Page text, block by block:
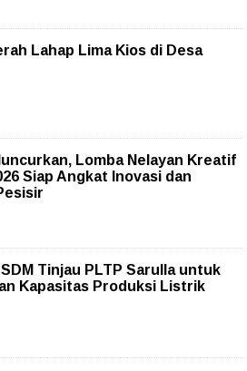
Lahap Lima Kios di Desa
Lomba Nelayan Kreatif
Siap Angkat Inovasi dan
Tinjau PLTP Sarulla untuk
Kapasitas Produksi Listrik